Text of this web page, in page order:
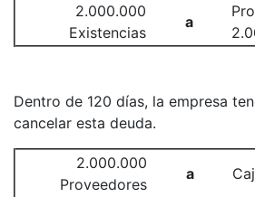
2.000.000
Existencias
a
Dentro de 120 días, la empresa
cancelar esta deuda.
2.000.000
Proveedores
a